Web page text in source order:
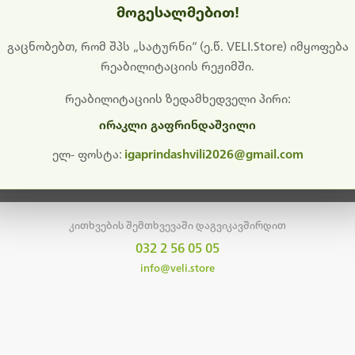
გიხდით შეფერხებისთვის. ამჟამად მიმდინარეობს
განახლება და ტექნიკური სამუშაოები.
მალე ისევ ხელმისაწვდომი იქნება. გმადლობთ მოთმინებისთვის!
მთავარ გვერდზე დაბრუნება
კითხვების შემთხვევაში დაგვიკავშირდით
032 2 56 05 05
info@veli.store
მოგესალმებით!
გაცნობებთ, რომ შპს „სატურნი“ (ე.წ. VELI.Store) იმყოფება
რეაბილიტაციის რეჟიმში.
რეაბილიტაციის ზედამხედველი პირი:
ირაკლი გაფრინდაშვილი
ელ- ფოსტა: igaprindashvili2026@gmail.com